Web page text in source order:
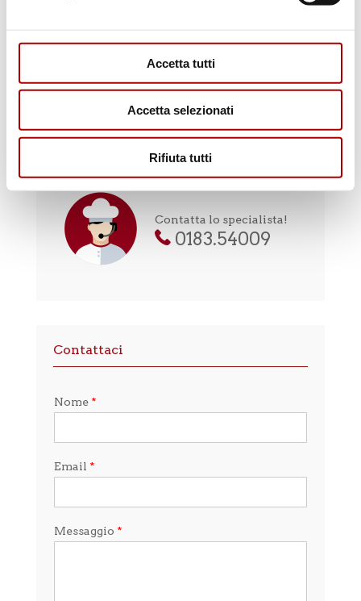
Accetta tutti
Accetta selezionati
Rifiuta tutti
Contatta lo specialista!
0183.54009
Contattaci
Nome *
Email *
Messaggio *